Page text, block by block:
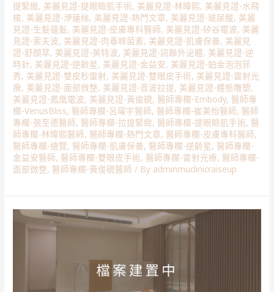
提緊緻, 美麗見證-提眼瞼肌手術, 美麗見證-林暐熙, 美麗見證-水飛
梭, 美麗見證-洢蓮絲, 美麗見證-熱門文章, 美麗見證-玻尿酸, 美麗
見證-生髮蘊髮, 美麗見證-皮膚專科醫師, 美麗見證-矽谷電波, 美麗
見證-索夫波, 美麗見證-肉毒桿菌素, 美麗見證-肌膚保養, 美麗見
證-舒顏萃, 美麗見證-英特波, 美麗見證-訊聯外泌體, 美麗見證-逆
時針, 美麗見證-逆齡星, 美麗見證-金益安, 美麗見證-鉑金泡泡菲
秀, 美麗見證-雙皮秒雷射, 美麗見證-雙眼皮手術, 美麗見證-雷射光
療, 美麗見證-面部微整, 美麗見證-音波拉提, 美麗見證-體態雕塑,
美麗見證-鳳凰電波, 美麗見證-黃俊硯, 醫師專欄-Embody, 醫師專
欄-VenusBliss, 醫師專欄-呂曜宇醫師, 醫師專欄-崔美怡醫師, 醫師
專欄-張至德醫師, 醫師專欄-拉提緊緻, 醫師專欄-提眼瞼肌手術, 醫
師專欄-林暐熙醫師, 醫師專欄-熱門文章, 醫師專欄-皮膚專科醫師,
醫師專欄-總覽, 醫師專欄-肌膚保養, 醫師專欄-逆齡星, 醫師專欄-
金益安醫師, 醫師專欄-雙眼皮手術, 醫師專欄-雷射光療, 醫師專欄-
面部微整, 醫師專欄-黃俊硯醫師 / By adminmuclinicraiseup